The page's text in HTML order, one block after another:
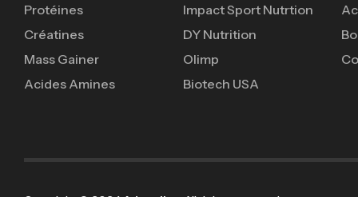
Protéines
Créatines
Mass Gainer
Acides Amines
Impact Sport Nutrtion
DY Nutrition
Olimp
Biotech USA